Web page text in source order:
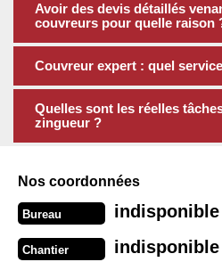
Avoir des devis détaillés
couvreurs pour quelle raison
Couvreur expert : quel
Quelles sont les réelles
zingueur ?
Nos coordonnées
Bureau indisponible
Chantier indisponible